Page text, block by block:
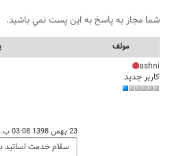
شما مجاز به پاسخ به اين پست نمي باشيد.
مولف
ashni
کاربر جدید
23 بهمن 1398 03:08 ب.ظ
سلام خدمت اساتید